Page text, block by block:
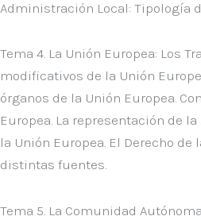
Administración Local: Tipología
Tema 4. La Unión Europea: Los
modificativos de la Unión
órganos de la Unión Europea.
Europea. La representación de
la Unión Europea. El Derecho de
distintas fuentes.
Tema 5. La Comunidad